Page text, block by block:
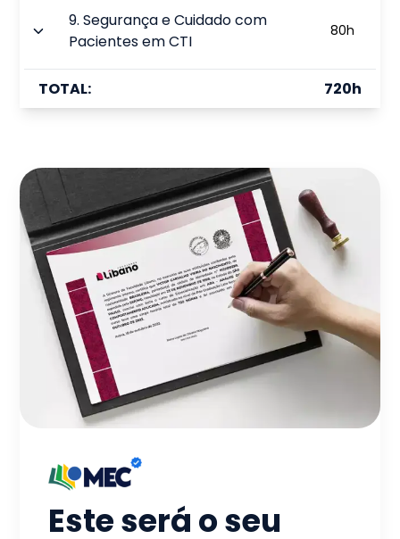
9.Segurança e Cuidado com
Pacientes em CTI
80h
TOTAL: 720h
Este será o seu